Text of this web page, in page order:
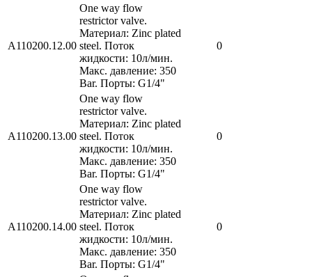
A110200.12.00
One way flow
restrictor valve.
Материал: Zinc plated
steel. Поток
жидкости: 10л/мин.
Макс. давление: 350
Bar. Порты: G1/4"
0
A110200.13.00
One way flow
restrictor valve.
Материал: Zinc plated
steel. Поток
жидкости: 10л/мин.
Макс. давление: 350
Bar. Порты: G1/4"
0
A110200.14.00
One way flow
restrictor valve.
Материал: Zinc plated
steel. Поток
жидкости: 10л/мин.
Макс. давление: 350
Bar. Порты: G1/4"
0